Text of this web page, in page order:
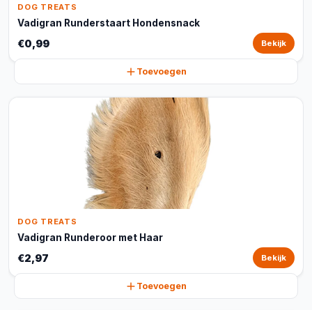
DOG TREATS
Vadigran Runderstaart Hondensnack
€0,99 Bekijk
Toevoegen
DOG TREATS
Vadigran Runderoor met Haar
€2,97 Bekijk
Toevoegen